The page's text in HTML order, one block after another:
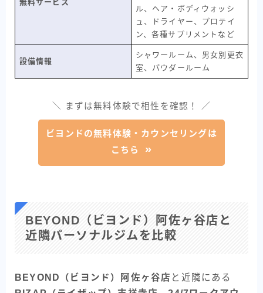
無料サービス
ル、ヘア・ボディウォッシ
ュ、ドライヤー、プロテイ
ン、各種サプリメントなど
設備情報
シャワールーム、男女別更衣
室、パウダールーム
＼ まずは無料体験で相性を確認！ ／
ビヨンドの無料体験・カウンセリングは
こちら
BEYOND（ビヨンド）阿佐ヶ谷店と
近隣パーソナルジムを比較
BEYOND（ビヨンド）阿佐ヶ谷店 と近隣にある